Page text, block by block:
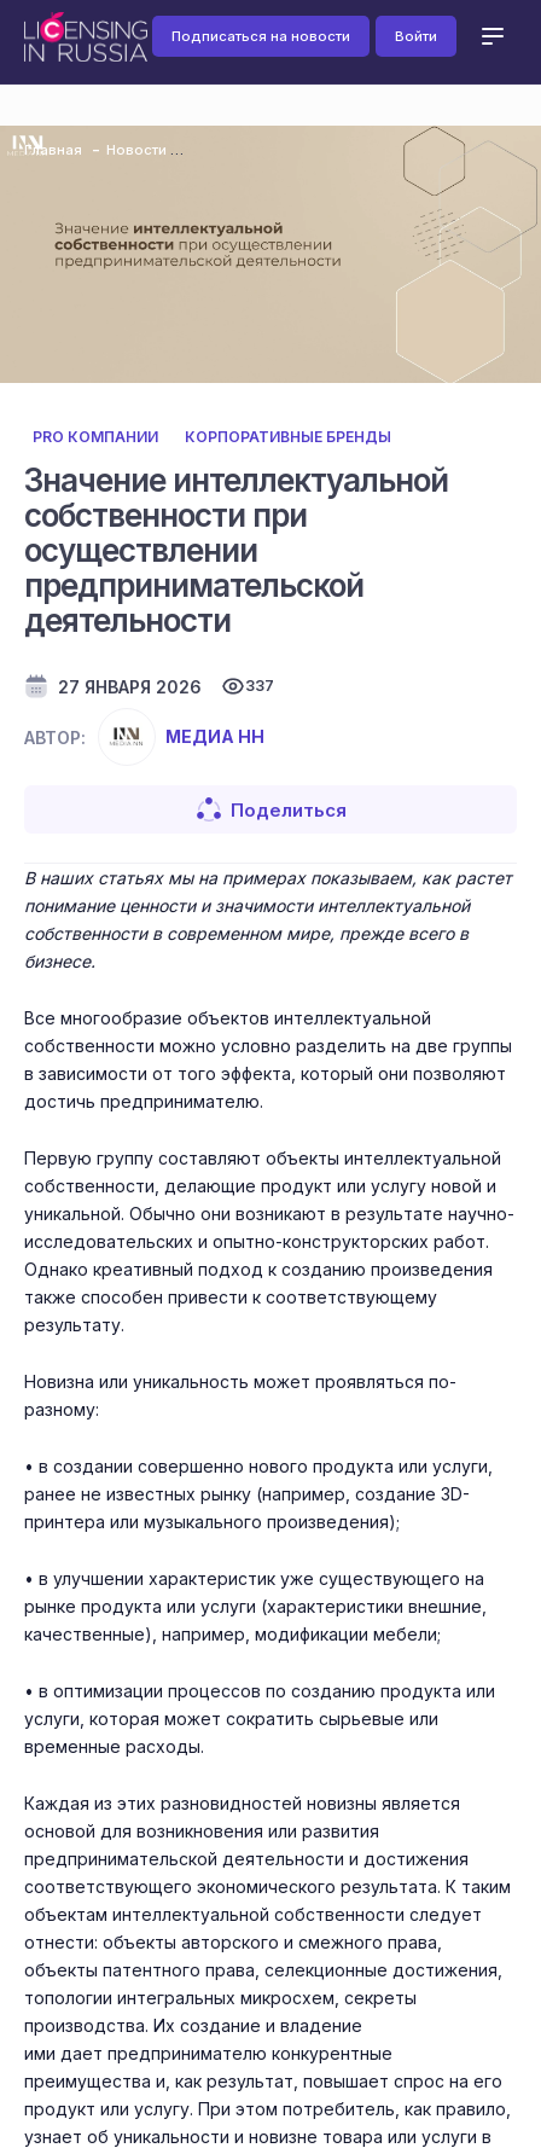
Подписаться на новости Войти
Главная Новости
PRO КОМПАНИИ КОРПОРАТИВНЫЕ БРЕНДЫ
Значение интеллектуальной
собственности при
осуществлении
предпринимательской
деятельности
27 ЯНВАРЯ 2026 337
АВТОР: МЕДИА НН
Поделиться
В наших статьях мы на примерах показываем, как растет
понимание ценности и значимости интеллектуальной
собственности в современном мире, прежде всего в
бизнесе.
Все многообразие объектов интеллектуальной
собственности можно условно разделить на две группы
в зависимости от того эффекта, который они позволяют
достичь предпринимателю.
Первую группу составляют объекты интеллектуальной
собственности, делающие продукт или услугу новой и
уникальной. Обычно они возникают в результате научно-
исследовательских и опытно-конструкторских работ.
Однако креативный подход к созданию произведения
также способен привести к соответствующему
результату.
Новизна или уникальность может проявляться по-
разному:
• в создании совершенно нового продукта или услуги,
ранее не известных рынку (например, создание 3D-
принтера или музыкального произведения);
• в улучшении характеристик уже существующего на
рынке продукта или услуги (характеристики внешние,
качественные), например, модификации мебели;
• в оптимизации процессов по созданию продукта или
услуги, которая может сократить сырьевые или
временные расходы.
Каждая из этих разновидностей новизны является
основой для возникновения или развития
предпринимательской деятельности и достижения
соответствующего экономического результата. К таким
объектам интеллектуальной собственности следует
отнести: объекты авторского и смежного права,
объекты патентного права, селекционные достижения,
топологии интегральных микросхем, секреты
производства. Их создание и владение
ими дает предпринимателю конкурентные
преимущества и, как результат, повышает спрос на его
продукт или услугу. При этом потребитель, как правило,
узнает об уникальности и новизне товара или услуги в